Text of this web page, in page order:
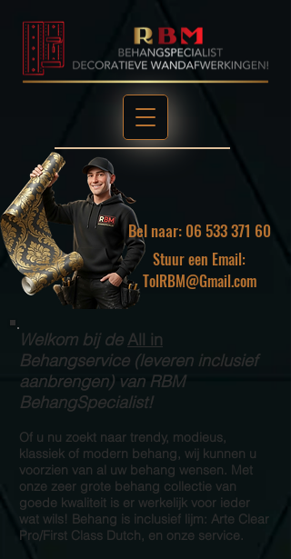
Stuur een Email:
TolRBM@Gmail.com
Bel naar: 06 533 371 60
Welkom bij deAll in
Behangservice (leveren inclusief
aanbrengen) van RBM
BehangSpecialist!
Of u nu zoekt naar trendy, modieus,
klassiek of modern behang, wij kunnen u
voorzien van al uw behang wensen. Met
onze zeer grote behang collectie van
goede kwaliteit is er werkelijk voor ieder
wat wils! Behang is inclusief lijm: Arte Clear
Pro/First Class Dutch, en onze service.